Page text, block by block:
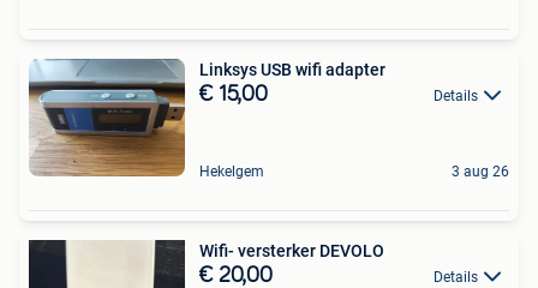
Linksys USB wifi adapter
€ 15,00 Details
Hekelgem 3 aug 26
Wifi- versterker DEVOLO
€ 20,00 Details